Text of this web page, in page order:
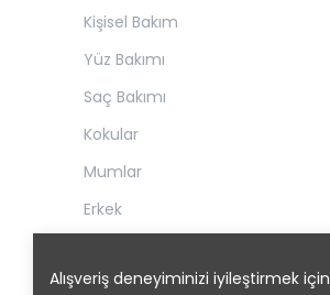
Alışveriş deneyiminizi iyileştirmek için
Kişisel Bakım
Yüz Bakımı
Saç Bakımı
Kokular
Mumlar
Erkek